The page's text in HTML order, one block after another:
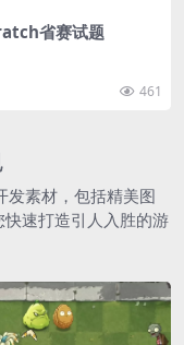
省赛试题
461
发素材，包括精美图
速打造引人入胜的游